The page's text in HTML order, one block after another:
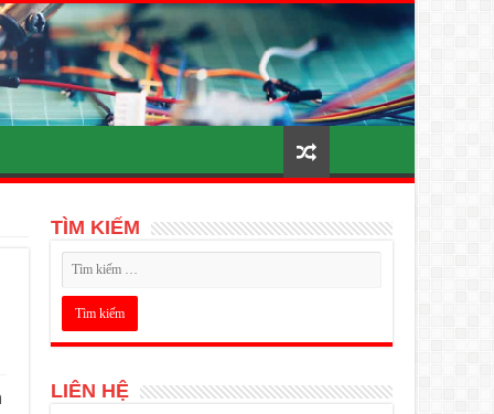
TÌM KIẾM
LIÊN HỆ